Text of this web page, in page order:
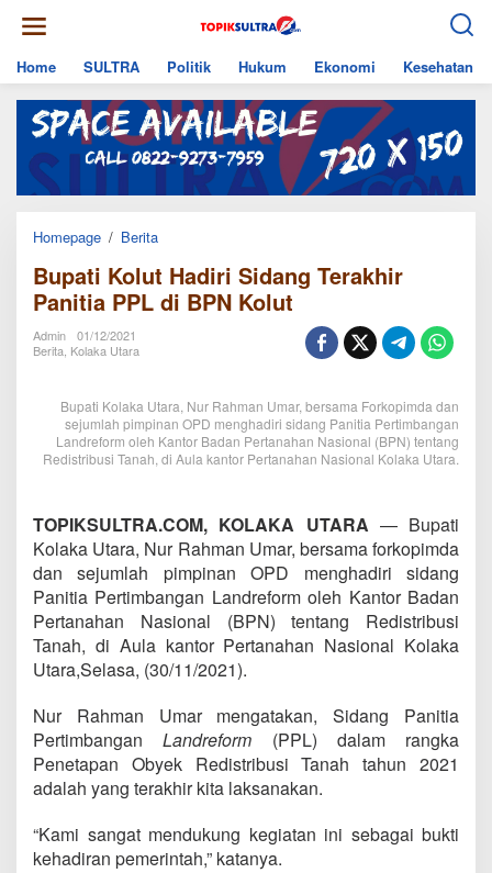
content
Home
SULTRA Politik Hukum Ekonomi Kesehatan
Homepage / BeritaBupati
Hadiri
Sidang
Terakhir
Bupati Kolut Hadiri Sidang Terakhir
Panitia PPL di BPN Kolut
Admin
01/12/2021
Berita Kolaka Utara
Bupati Kolaka Utara, Nur Rahman Umar, bersama Forkopimda dan
sejumlah pimpinan OPD menghadiri sidang Panitia Pertimbangan
Landreform oleh Kantor Badan Pertanahan Nasional (BPN) tentang
Redistribusi Tanah, di Aula kantor Pertanahan Nasional Kolaka Utara.
TOPIKSULTRA.COM, KOLAKA UTARA — Bupati
Kolaka Utara, Nur Rahman Umar, bersama forkopimda
dan sejumlah pimpinan OPD menghadiri sidang
Panitia Pertimbangan Landreform oleh Kantor Badan
Pertanahan Nasional (BPN) tentang Redistribusi
Tanah, di Aula kantor Pertanahan Nasional Kolaka
Utara,Selasa, (30/11/2021).
Nur Rahman Umar mengatakan, Sidang Panitia
PertimbanganLandreform (PPL) dalam rangka
Penetapan Obyek Redistribusi Tanah tahun 2021
adalah yang terakhir kita laksanakan.
“Kami sangat mendukung kegiatan ini sebagai bukti
kehadiran pemerintah,” katanya.